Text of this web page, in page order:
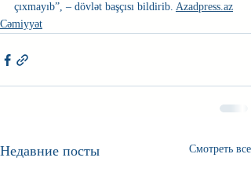
çıxmayıb”, – dövlət başçısı bildirib. Azadpress.az
Cəmiyyət
Недавние посты Смотреть все